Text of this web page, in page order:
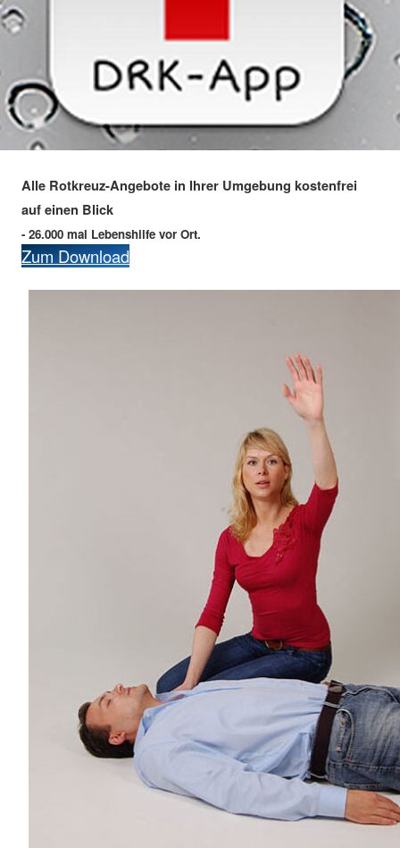
Alle Rotkreuz-Angebote in Ihrer Umgebung kostenfrei
auf einen Blick
- 26.000 mal Lebenshilfe vor Ort.
Zum Download